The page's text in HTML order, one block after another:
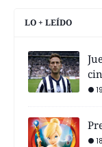
LO + LEÍDO